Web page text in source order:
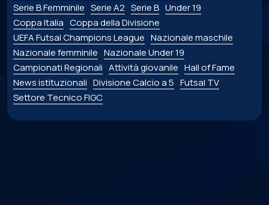
Serie B Femminile Serie A2 Serie B Under 19
Coppa Italia Coppa della Divisione
UEFA Futsal Champions League Nazionale maschile
Nazionale femminile Nazionale Under 19
Campionati Regionali Attività giovanile Hall of Fame
News istituzionali Divisione Calcio a 5 Futsal TV
Settore Tecnico FIGC